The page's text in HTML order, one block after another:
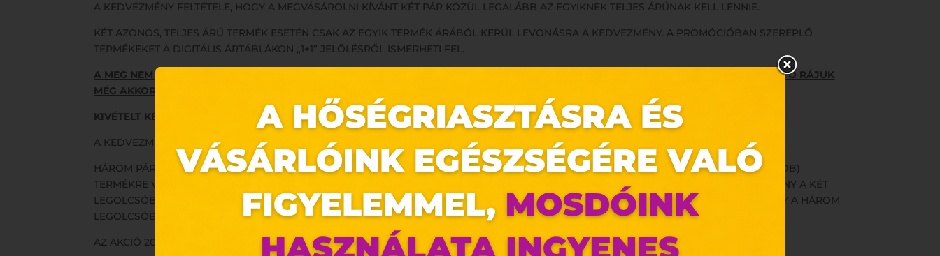
A KEDVEZMÉNY FELTÉTELE, HOGY A MEGVÁSÁROLNI KÍVÁNT KÉT PÁR KÖZÜL LEGALÁBB AZ EGYIKNEK TELJES ÁRÚNAK KELL LENNIE.
KÉT AZONOS, TELJES ÁRÚ TERMÉK ESETÉN CSAK AZ EGYIK TERMÉK ÁRÁBÓL KERÜL LEVONÁSRA A KEDVEZMÉNY. A PROMÓCIÓBAN SZEREPLŐ
TERMÉKEKET A DIGITÁLIS ÁRTÁBLÁKON „1+1” JELÖLÉSRŐL ISMERHETI FEL.
A MEG NEM JELÖLT TERMÉKEK A PROMÓCIÓBAN CSAK MINT ELSŐ, TELJES ÁRÚ TERMÉKEK VESZNEK RÉSZT, KEDVEZMÉNY NEM ADHATÓ RÁJUK
MÉG AKKOR SEM, HA AZOK A MEGVÁSÁROLNI KÍVÁNT KÉT PÁR KÖZÜL AZ OLCSÓBBAK.
KIVÉTELT KÉPEZNEK A CIPŐÁPOLÓ SZEREK, AZ AJÁNDÉKKÁRTYÁK, VALAMINT AZ UGG TERMÉKEK.
A KEDVEZMÉNYES ÁRAKRÓL A KASSZÁNÁL KIHELYEZETT ÁRLISTÁN TÁJÉKOZÓDHAT.
HÁROM PÁR CIPŐ VÁSÁRLÁSA ESETÉN LEGALÁBB EGY TERMÉKNEK TELJES ÁRÚNAK KELL LENNIE ÉS A KEDVEZMÉNY A LEGOLCSÓBB (1 DB)
TERMÉKRE VONATKOZIK. NÉGY ÉS ÖT PÁR CIPŐ VÁSÁRLÁSA ESETÉN LEGALÁBB 2 PÁRNAK TELJES ÁRÚNAK KELL LENNIE ÉS A KEDVEZMÉNY A KÉT
LEGOLCSÓBB PÁRRA VONATKOZIK HAT ÉS HÉT PÁR CIPŐ VÁSÁRLÁSA ESETÉN 3 PÁRNAK TELJES ÁRÚNAK KELL LENNIE ÉS A KEDVEZMÉNY A HÁROM
LEGOLCSÓBB PÁRRA VONATKOZIK. NYOLC, KILENC, STB. PÁR VÁSÁRLÁSA ESETÉN AZ ELŐBB MEGHATÁROZOTT SZABÁLY KÖVETENDŐ.
AZ AKCIÓ 2025. 10. 24-TŐL 2025.10. 26-IG VAGY A KÉSZLET EREJÉIG ÉRVÉNYES.
Ez az oldal sütiket használ